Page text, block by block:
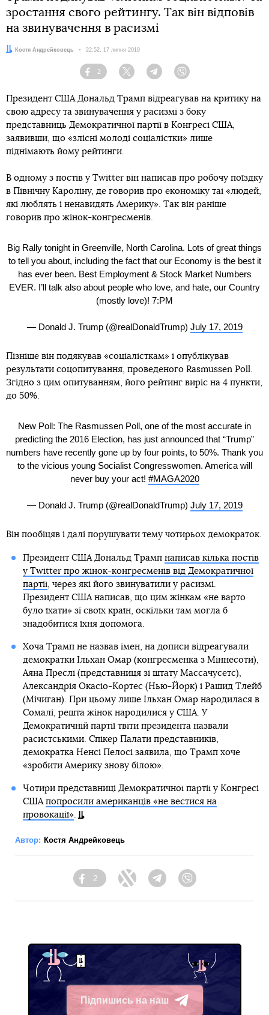
зростання свого рейтингу. Так він відповів
на звинувачення в расизмі
Автор:Костя Андрейковець Дата:
22:52, 17 липня 2019
Facebook
2
Twitter TelegramViber
Президент США Дональд Трамп відреагував на критику на
свою адресу та звинувачення у расизмі з боку
представниць Демократичної партії в Конгресі США,
заявивши, що «злісні молоді соціалістки» лише
піднімають йому рейтинги.
В одному з постів у Twitter він написав про робочу поїздку
в Північну Кароліну, де говорив про економіку таі «людей,
які люблять і ненавидять Америку». Так він раніше
говорив про жінок-конгресменів.
Big Rally tonight in Greenville, North Carolina. Lots of great things
to tell you about, including the fact that our Economy is the best it
has ever been. Best Employment & Stock Market Numbers
EVER. I’ll talk also about people who love, and hate, our Country
(mostly love)! 7:PM
— Donald J. Trump (@realDonaldTrump) July 17, 2019
Пізніше він подякував «соціалісткам» і опублікував
результати соцопитування, проведеного Rasmussen Poll.
Згідно з цим опитуванням, його рейтинг виріс на 4 пункти,
до 50%.
New Poll: The Rasmussen Poll, one of the most accurate in
predicting the 2016 Election, has just announced that “Trump”
numbers have recently gone up by four points, to 50%. Thank you
to the vicious young Socialist Congresswomen. America will
never buy your act! #MAGA2020
— Donald J. Trump (@realDonaldTrump) July 17, 2019
Він пообіцяв і далі порушувати тему чотирьох демократок.
Президент США Дональд Трамп написав кілька постів
у Twitter про жінок-конгресменів від Демократичної
партії, через які його звинуватили у расизмі.
Президент США написав, що цим жінкам «не варто
було їхати» зі своїх країн, оскільки там могла б
знадобитися їхня допомога.
Хоча Трамп не назвав імен, на дописи відреагували
демократки Ільхан Омар (конгресменка з Міннесоти),
Аяна Преслі (представниця зі штату Массачусетс),
Александрія Окасіо-Кортес (Нью-Йорк) і Рашид Тлейб
(Мічиган). При цьому лише Ільхан Омар народилася в
Сомалі, решта жінок народилися у США. У
Демократичній партії твіти президента назвали
расистськими. Спікер Палати представників,
демократка Ненсі Пелосі заявила, що Трамп хоче
«зробити Америку знову білою».
Чотири представниці Демократичної партії у Конгресі
США попросили американців «не вестися на
провокації».
Автор: Костя Андрейковець
Facebook
2
Twitter TelegramViber
Підпишись на наш
Telegram